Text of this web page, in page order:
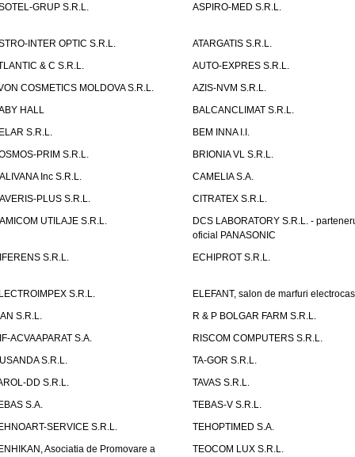
GRUP S.R.L. ASPIRO-MED S.R.L.
INTER OPTIC S.R.L.
ATARGATIS S.R.L.
& C S.R.L.
AUTO-EXPRES S.R.L.
COSMETICS MOLDOVA S.R.L.
AZIS-NVM S.R.L.
HALL
BALCANCLIMAT S.R.L.
S.R.L.
BEM INNA I.I.
PRIM S.R.L.
BRIONIA VL S.R.L.
Inc S.R.L.
CAMELIA S.A.
PLUS S.R.L.
CITRATEX S.R.L.
UTILAJE S.R.L.
DCS LABORATORY S.R.L. -
oficial PANASONIC
S.R.L.
ECHIPROT S.R.L.
S.R.L.
ELEFANT, salon de marfuri
S.R.L.
R & P BOLGAR FARM S.R.L.
ACVAAPARAT S.A.
RISCOM COMPUTERS S.R.L.
S.R.L.
TA-GOR S.R.L.
DD S.R.L.
TAVAS S.R.L.
S.A.
TEBAS-V S.R.L.
SERVICE S.R.L.
TEHOPTIMED S.A.
Asociatia de Promovare a
TEOCOM LUX S.R.L.